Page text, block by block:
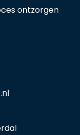
ontzorgen